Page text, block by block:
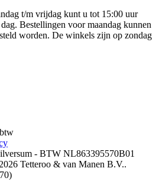
t/m vrijdag kunt u tot 15:00 uur
Bestellingen voor maandag kunnen
worden. De winkels zijn op zondag
- BTW NL863395570B01
Tetteroo & van Manen B.V..